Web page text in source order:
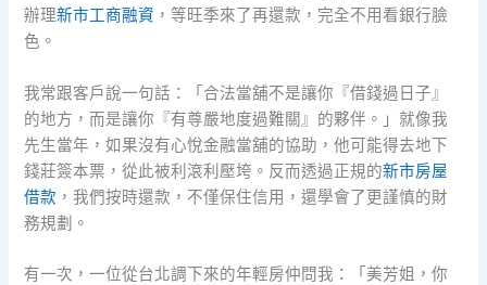
辦理新市工商融資 ，等旺季來了再還款，完全不用看銀行臉
色。
我常跟客戶說一句話：「合法當舖不是讓你『借錢過日子』
的地方，而是讓你『有尊嚴地度過難關』的夥伴。」就像我
先生當年，如果沒有心悅金融當舖的協助，他可能得去地下
錢莊簽本票，從此被利滾利壓垮。反而透過正規的新市房屋
借款 ，我們按時還款，不僅保住信用，還學會了更謹慎的財
務規劃。
有一次，一位從台北調下來的年輕房仲問我：「美芳姐，你